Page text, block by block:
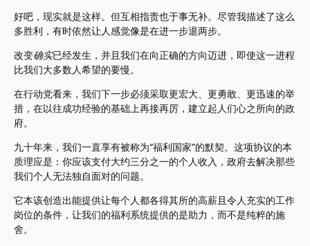
好吧，现实就是这样。但互相指责也于事无补。尽管我描述了这么
多胜利，有时依然让人感觉像是在进一步退两步。
改变确实已经发生，并且我们在向正确的方向迈进，即使这一进程
比我们大多数人希望的要慢。
在行动党看来，我们下一步必须采取更宏大、更勇敢、更迅速的举
措，在以往成功经验的基础上再接再厉，建立起人们心之所向的政
府。
九十年来，我们一直享有被称为“福利国家”的默契。这项协议的本
质理应是：你应该支付大约三分之一的个人收入，政府去解决那些
我们个人无法独自面对的问题。
它本该创造出能提供让每个人都各得其所的高薪且令人充实的工作
岗位的条件，让我们的福利系统提供的是助力，而不是纯粹的施
舍。